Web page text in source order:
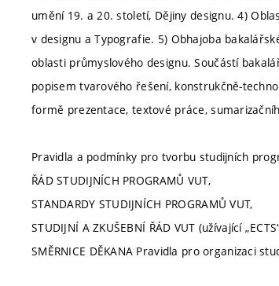
umění 19. a 20. století, Dějiny designu. 4)
v designu a Typografie. 5) Obhajoba
oblasti průmyslového designu. Součástí
popisem tvarového řešení, konstrukčně-
formě prezentace, textové práce,
Pravidla a podmínky pro tvorbu studijních
ŘÁD STUDIJNÍCH PROGRAMŮ VUT,
STANDARDY STUDIJNÍCH PROGRAMŮ VUT,
STUDIJNÍ A ZKUŠEBNÍ ŘÁD VUT (užívající
SMĚRNICE DĚKANA Pravidla pro organizaci